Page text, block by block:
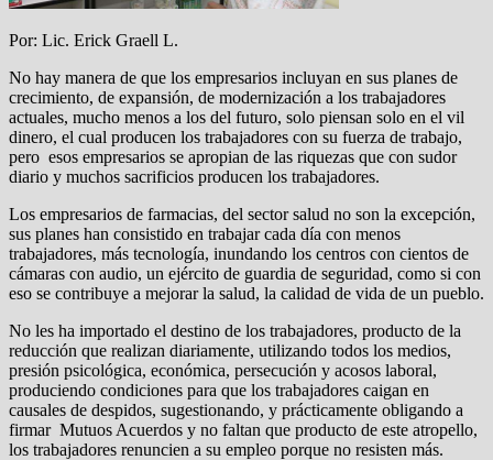
Por: Lic. Erick Graell L.
No hay manera de que los empresarios incluyan en sus planes de
crecimiento, de expansión, de modernización a los trabajadores
actuales, mucho menos a los del futuro, solo piensan solo en el vil
dinero, el cual producen los trabajadores con su fuerza de trabajo,
pero esos empresarios se apropian de las riquezas que con sudor
diario y muchos sacrificios producen los trabajadores.
Los empresarios de farmacias, del sector salud no son la excepción,
sus planes han consistido en trabajar cada día con menos
trabajadores, más tecnología, inundando los centros con cientos de
cámaras con audio, un ejército de guardia de seguridad, como si con
eso se contribuye a mejorar la salud, la calidad de vida de un pueblo.
No les ha importado el destino de los trabajadores, producto de la
reducción que realizan diariamente, utilizando todos los medios,
presión psicológica, económica, persecución y acosos laboral,
produciendo condiciones para que los trabajadores caigan en
causales de despidos, sugestionando, y prácticamente obligando a
firmar Mutuos Acuerdos y no faltan que producto de este atropello,
los trabajadores renuncien a su empleo porque no resisten más.